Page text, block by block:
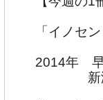
「イノセ
2014年
新潮